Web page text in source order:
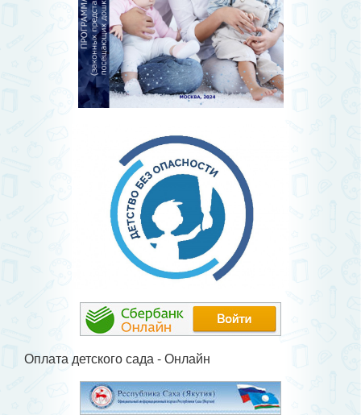
Оплата детского сада - Онлайн